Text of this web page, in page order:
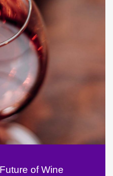
of Wine